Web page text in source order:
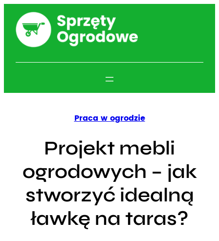
Przejdź
treści
Praca w ogrodzie
Projekt mebli
ogrodowych – jak
stworzyć idealną
ławkę na taras?